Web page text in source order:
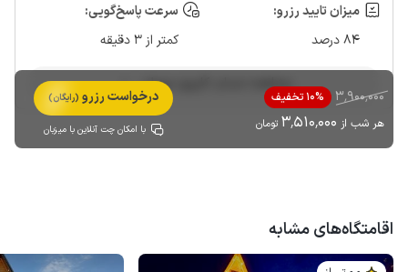
میزان تایید رزرو:
84 درصد
سرعت پاسخ‌گویی:
کمتر از 3 دقیقه
مشاهده حساب کاربری میزبان
3٬900٬000
10% تخفیف
هر شب از 3٬510٬000 تومان
درخواست رزرو (رایگان)
با امکان چت آنلاین با میزبان
اقامتگاه‌های مشابه